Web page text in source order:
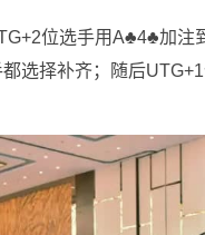
位选手用A♣️4♣️加注
选择补齐；随后